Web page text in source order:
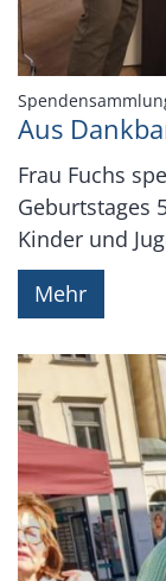
Aus
Frau Fuchs
Geburtstages
Kinder und
Mehr